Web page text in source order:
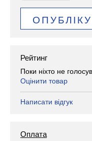
Рейтинг
Поки ніхто не
Оцінити товар
Написати відгук
Оплата